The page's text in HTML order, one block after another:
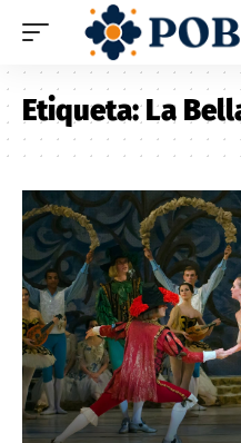
Etiqueta:La